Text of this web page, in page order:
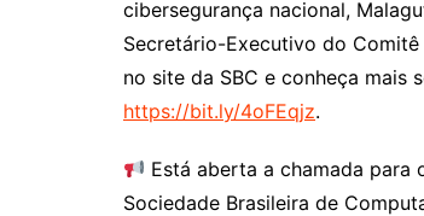
cibersegurança nacional,
Secretário-Executivo do
no site da SBC e conheça mais
https://bit.ly/4oFEqjz.
Está aberta a chamada
Sociedade Brasileira de